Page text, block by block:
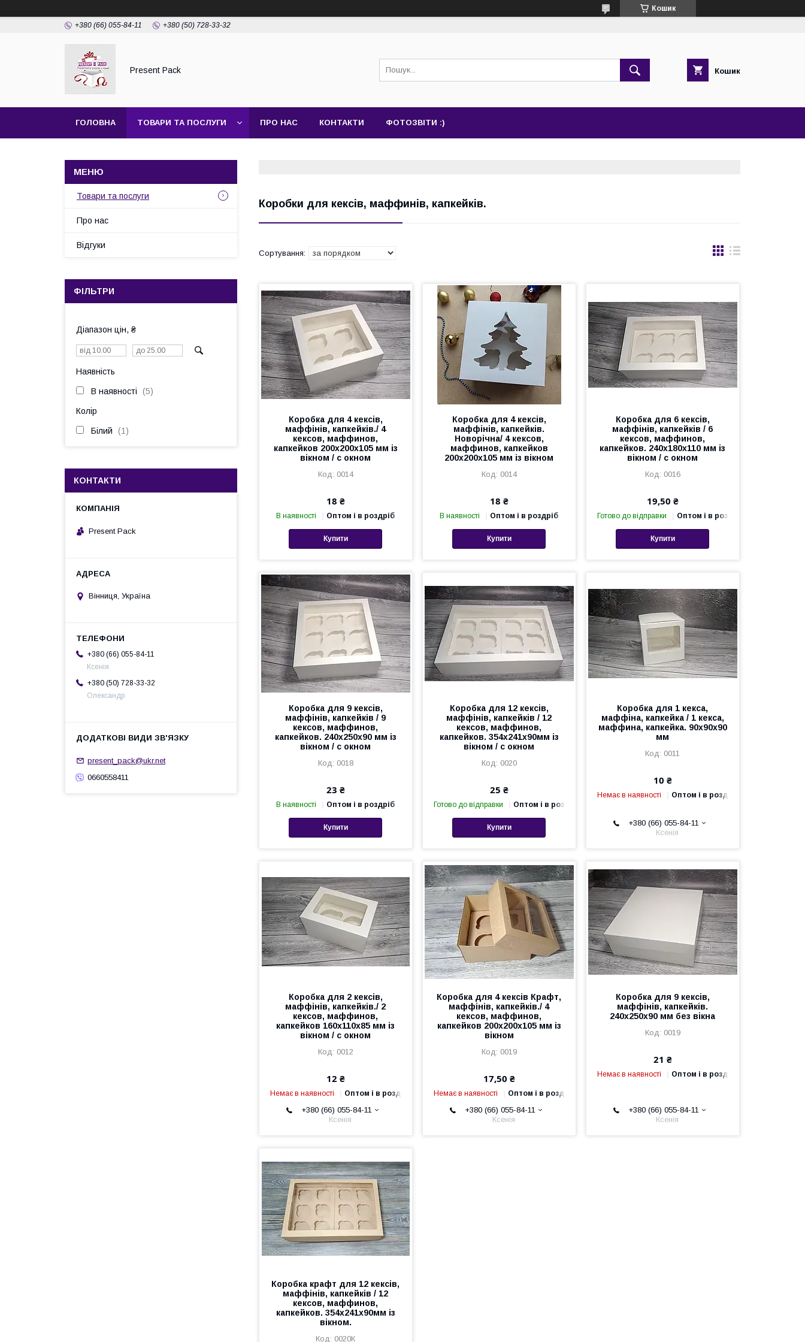
Кошик
+380 (66) 055-84-11 +380 (50) 728-33-32
Present Pack Кошик
ГОЛОВНА ТОВАРИ ТА ПОСЛУГИ ПРО НАС КОНТАКТИ ФОТОЗВІТИ :)
Коробки для кексів, маффинів, капкейків.
Коробка для 4 кексів,
маффінів, капкейків./ 4
кексов, маффинов,
капкейков 200х200х105 мм із
вікном / с окном
0014
18 ₴
В наявності Оптом і в роздріб
Купити
Коробка для 4 кексів,
маффінів, капкейків.
Новорічна/ 4 кексов,
маффинов, капкейков
200х200х105 мм із вікном
0014
18 ₴
В наявності Оптом і в роздріб
Купити
Коробка для 6 кексів,
маффінів, капкейків / 6
кексов, маффинов,
капкейков. 240х180х110 мм із
вікном / с окном
0016
19,50 ₴
Готово до відправки Оптом і в роздріб
Купити
Коробка для 9 кексів,
маффінів, капкейків / 9
кексов, маффинов,
капкейков. 240х250х90 мм із
вікном / с окном
0018
23 ₴
В наявності Оптом і в роздріб
Купити
Коробка для 12 кексів,
маффінів, капкейків / 12
кексов, маффинов,
капкейков. 354х241х90мм із
вікном / с окном
0020
25 ₴
Готово до відправки Оптом і в роздріб
Купити
Коробка для 1 кекса,
маффіна, капкейка / 1 кекса,
маффина, капкейка. 90х90х90
мм
0011
10 ₴
Немає в наявності Оптом і в роздріб
+380 (66) 055-84-11
Ксенія
Коробка для 2 кексів,
маффінів, капкейків./ 2
кексов, маффинов,
капкейков 160х110х85 мм із
вікном / с окном
0012
12 ₴
Немає в наявності Оптом і в роздріб
+380 (66) 055-84-11
Ксенія
Коробка для 4 кексів Крафт,
маффінів, капкейків./ 4
кексов, маффинов,
капкейков 200х200х105 мм із
вікном
0019
17,50 ₴
Немає в наявності Оптом і в роздріб
+380 (66) 055-84-11
Ксенія
Коробка для 9 кексів,
маффінів, капкейків.
240х250х90 мм без вікна
0019
21 ₴
Немає в наявності Оптом і в роздріб
+380 (66) 055-84-11
Ксенія
Коробка крафт для 12 кексів,
маффінів, капкейків / 12
кексов, маффинов,
капкейков. 354х241х90мм із
вікном.
0020К
Товари та послуги
Про нас
Відгуки
ФІЛЬТРИ
Діапазон цін, ₴
Наявність
В наявності 5
Колір
Білий 1
КОНТАКТИ
Present Pack
Вінниця, Україна
+380 (66) 055-84-11
Ксенія
+380 (50) 728-33-32
Олександр
present_pack@ukr.net
0660558411